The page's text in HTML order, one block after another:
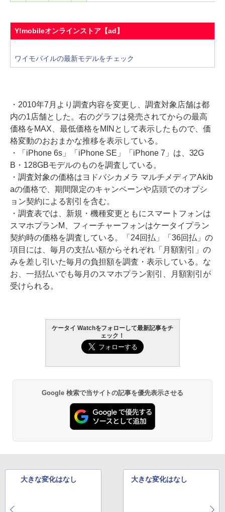
Y!mobileオンラインストア【ad】
ワイモバイルの最新モデルをチェック
・2010年7月より調査内容を変更し、調査対象店舗は都
内の1店舗とした。右のグラフは発売されてからの最高
価格をMAX、最低価格をMINとして表示したもので、価
格変動のおおまかな推移を表示している。
・「iPhone 6s」「iPhone SE」「iPhone 7」は、32G
B・128GBモデルのものを調査している。
・調査対象の価格はヨドバシカメラ マルチメディアAkib
aの価格で、期間限定のキャンペーンや店頭でのオプシ
ョン契約による割引を含む。
・調査表では、新規・機種変更ともにスマートフォンは
スマホプランM、フィーチャーフォンはケータイプラン
契約時の価格を調査している。「24回払」「36回払」の
項目には、毎月の支払い額からそれぞれ「月額割引」の
みを差し引いた毎月の負担額を調査・表示している。な
お、一括払いでも毎月のスマホプラン割引、月額割引が
受けられる。
ケータイ Watchをフォローして最新記事をチ
ェック！
Google 検索で当サイトの記事を優先表示させる
大きな変化はなし 大きな変化はなし